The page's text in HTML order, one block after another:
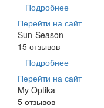
Подробнее
Перейти на сайт
Sun-Season
15 отзывов
Подробнее
Перейти на сайт
My Optika
5 отзывов